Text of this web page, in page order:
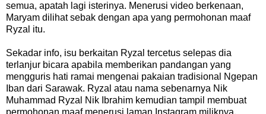
semua, apatah lagi isterinya. Menerusi video berkenaan,
Maryam dilihat sebak dengan apa yang permohonan maaf
Ryzal itu.
Sekadar info, isu berkaitan Ryzal tercetus selepas dia
terlanjur bicara apabila memberikan pandangan yang
mengguris hati ramai mengenai pakaian tradisional Ngepan
Iban dari Sarawak. Ryzal atau nama sebenarnya Nik
Muhammad Ryzal Nik Ibrahim kemudian tampil membuat